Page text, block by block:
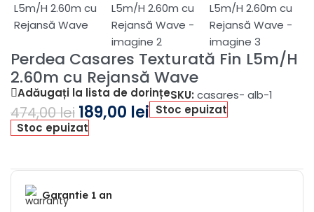
Perdea Casares Texturată Fin L5m/H
2.60m cu Rejansă Wave
Adăugați la lista de dorințeSKU: casares- alb-1
474,00lei 189,00 lei Stoc epuizat
Stoc epuizat
Garantie 1 an